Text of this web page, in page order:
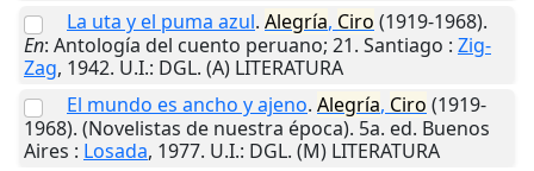
La uta y el puma azul. Alegría, Ciro (1919-1968).
En: Antología del cuento peruano; 21. Santiago : Zig-
Zag, 1942. U.I.: DGL. (A) LITERATURA
El mundo es ancho y ajeno. Alegría, Ciro (1919-
1968). (Novelistas de nuestra época). 5a. ed. Buenos
Aires : Losada, 1977. U.I.: DGL. (M) LITERATURA